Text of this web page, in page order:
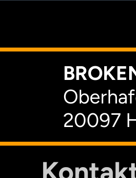
20097